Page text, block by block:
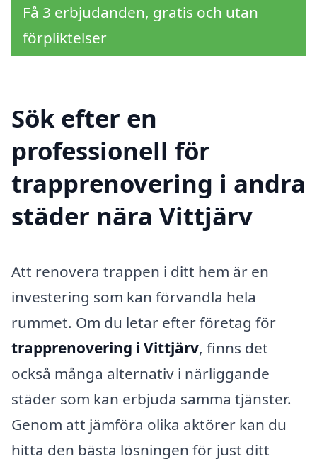
Få 3 erbjudanden, gratis och utan
förpliktelser
Sök efter en
professionell för
trapprenovering i andra
städer nära Vittjärv
Att renovera trappen i ditt hem är en
investering som kan förvandla hela
rummet. Om du letar efter företag för
trapprenovering i Vittjärv, finns det
också många alternativ i närliggande
städer som kan erbjuda samma tjänster.
Genom att jämföra olika aktörer kan du
hitta den bästa lösningen för just ditt